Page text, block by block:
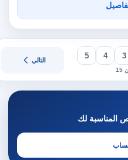
3
4
5 التالي
المناسبة لك